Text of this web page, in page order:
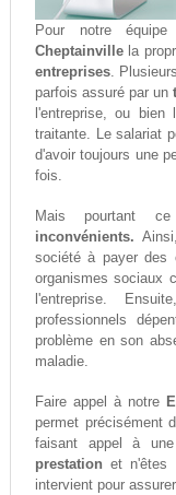
Pour notre
Cheptainvillela
entreprises.
parfois assuré par un
l'entreprise, ou
traitante. Le salariat
d'avoir toujours une
fois.
Mais pourtant
inconvénients.
société à payer des
organismes sociaux
l'entreprise.
professionnels
problème en son
maladie.
Faire appel à notre
permet précisément
faisant appel à
prestation et n'êtes
intervient pour